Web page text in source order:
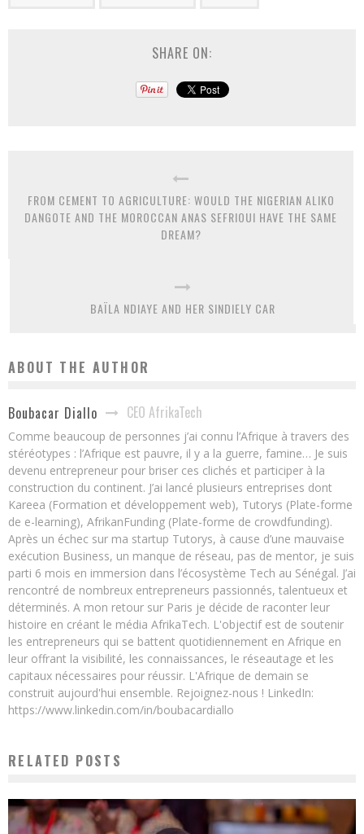
SHARE ON:
FROM CEMENT TO AGRICULTURE: WOULD THE NIGERIAN ALIKO
DANGOTE AND THE MOROCCAN ANAS SEFRIOUI HAVE THE SAME
DREAM?
BAÏLA NDIAYE AND HER SINDIELY CAR
ABOUT THE AUTHOR
Boubacar Diallo CEO AfrikaTech
Comme beaucoup de personnes j’ai connu l’Afrique à travers des
stéréotypes : l’Afrique est pauvre, il y a la guerre, famine… Je suis
devenu entrepreneur pour briser ces clichés et participer à la
construction du continent. J’ai lancé plusieurs entreprises dont
Kareea (Formation et développement web), Tutorys (Plate-forme
de e-learning), AfrikanFunding (Plate-forme de crowdfunding).
Après un échec sur ma startup Tutorys, à cause d’une mauvaise
exécution Business, un manque de réseau, pas de mentor, je suis
parti 6 mois en immersion dans l’écosystème Tech au Sénégal. J’ai
rencontré de nombreux entrepreneurs passionnés, talentueux et
déterminés. A mon retour sur Paris je décide de raconter leur
histoire en créant le média AfrikaTech. L'objectif est de soutenir
les entrepreneurs qui se battent quotidiennement en Afrique en
leur offrant la visibilité, les connaissances, le réseautage et les
capitaux nécessaires pour réussir. L'Afrique de demain se
construit aujourd'hui ensemble. Rejoignez-nous ! LinkedIn:
https://www.linkedin.com/in/boubacardiallo
RELATED POSTS